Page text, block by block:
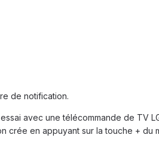
de notification.
avec une télécommande de TV
en appuyant sur la touche +